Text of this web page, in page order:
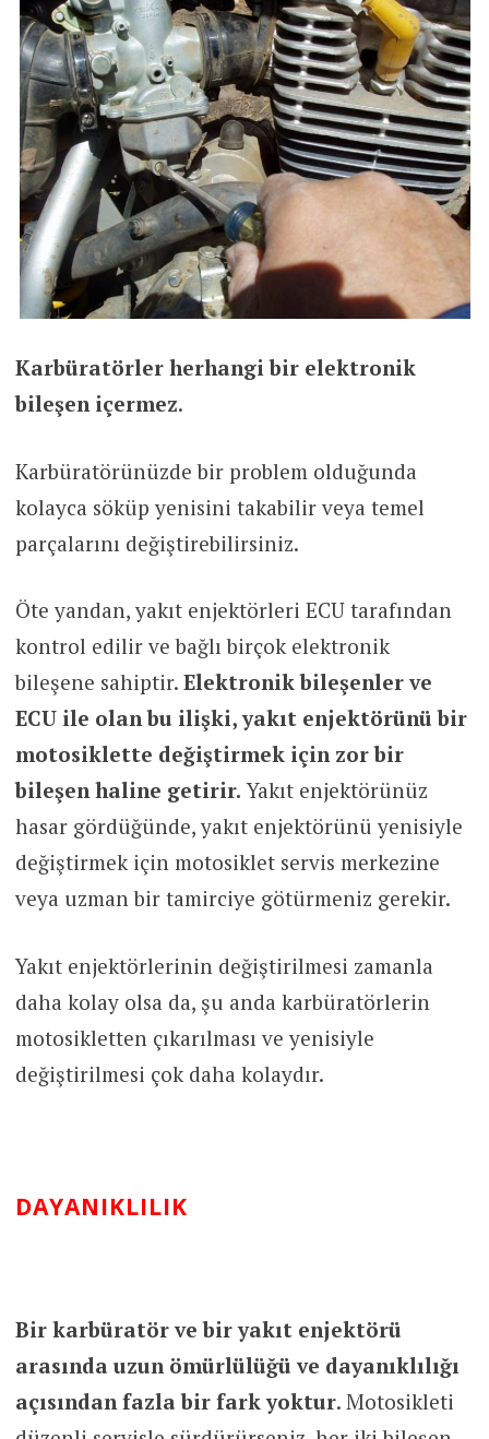
Karbüratörler herhangi bir elektronik
bileşen içermez.
Karbüratörünüzde bir problem olduğunda
kolayca söküp yenisini takabilir veya temel
parçalarını değiştirebilirsiniz.
Öte yandan, yakıt enjektörleri ECU tarafından
kontrol edilir ve bağlı birçok elektronik
bileşene sahiptir. Elektronik bileşenler ve
ECU ile olan bu ilişki, yakıt enjektörünü bir
motosiklette değiştirmek için zor bir
bileşen haline getirir. Yakıt enjektörünüz
hasar gördüğünde, yakıt enjektörünü yenisiyle
değiştirmek için motosiklet servis merkezine
veya uzman bir tamirciye götürmeniz gerekir.
Yakıt enjektörlerinin değiştirilmesi zamanla
daha kolay olsa da, şu anda karbüratörlerin
motosikletten çıkarılması ve yenisiyle
değiştirilmesi çok daha kolaydır.
DAYANIKLILIK
Bir karbüratör ve bir yakıt enjektörü
arasında uzun ömürlülüğü ve dayanıklılığı
açısından fazla bir fark yoktur. Motosikleti